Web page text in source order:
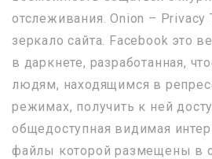
отслеживания. Onion – Privacy
зеркало сайта. Facebook это
в даркнете, разработанная,
людям, находящимся в
режимах, получить к ней
общедоступная видимая
файлы которой размещены в